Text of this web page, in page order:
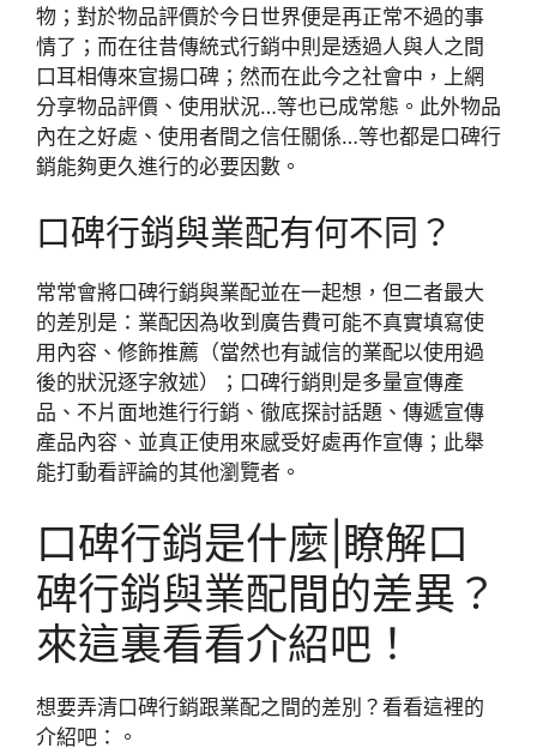
物；對於物品評價於今日世界便是再正常不過的事
情了；而在往昔傳統式行銷中則是透過人與人之間
口耳相傳來宣揚口碑；然而在此今之社會中，上網
分享物品評價、使用狀況…等也已成常態。此外物品
內在之好處、使用者間之信任關係…等也都是口碑行
銷能夠更久進行的必要因數。
口碑行銷與業配有何不同？
常常會將口碑行銷與業配並在一起想，但二者最大
的差別是：業配因為收到廣告費可能不真實填寫使
用內容、修飾推薦（當然也有誠信的業配以使用過
後的狀況逐字敘述）；口碑行銷則是多量宣傳產
品、不片面地進行行銷、徹底探討話題、傳遞宣傳
產品內容、並真正使用來感受好處再作宣傳；此舉
能打動看評論的其他瀏覽者。
口碑行銷是什麼|瞭解口
碑行銷與業配間的差異？
來這裏看看介紹吧！
想要弄清口碑行銷跟業配之間的差別？看看這裡的
介紹吧：。